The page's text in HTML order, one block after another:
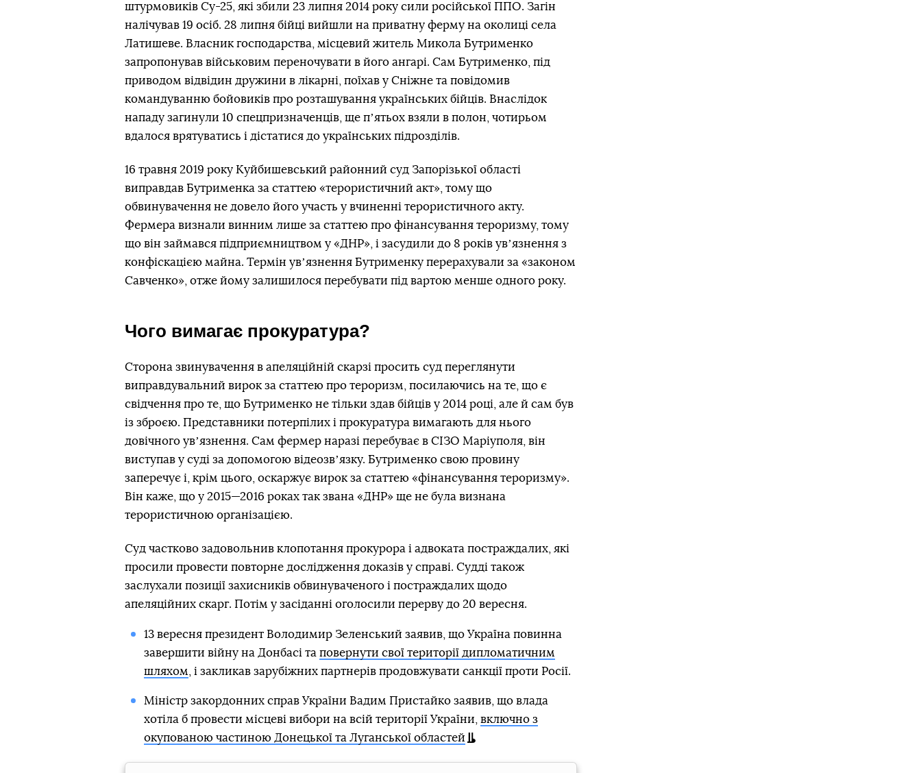
штурмовиків Су-25, які збили 23 липня 2014 року сили російської ППО. Загін
налічував 19 осіб. 28 липня бійці вийшли на приватну ферму на околиці села
Латишеве. Власник господарства, місцевий житель Микола Бутрименко
запропонував військовим переночувати в його ангарі. Сам Бутрименко, під
приводом відвідин дружини в лікарні, поїхав у Сніжне та повідомив
командуванню бойовиків про розташування українських бійців. Внаслідок
нападу загинули 10 спецпризначенців, ще пʼятьох взяли в полон, чотирьом
вдалося врятуватись і дістатися до українських підрозділів.
16 травня 2019 року Куйбишевський районний суд Запорізької області
виправдав Бутрименка за статтею «терористичний акт», тому що
обвинувачення не довело його участь у вчиненні терористичного акту.
Фермера визнали винним лише за статтею про фінансування тероризму, тому
що він займався підприємництвом у «ДНР», і засудили до 8 років увʼязнення з
конфіскацією майна. Термін увʼязнення Бутрименку перерахували за «законом
Савченко», отже йому залишилося перебувати під вартою менше одного року.
Чого вимагає прокуратура?
Сторона звинувачення в апеляційній скарзі просить суд переглянути
виправдувальний вирок за статтею про тероризм, посилаючись на те, що є
свідчення про те, що Бутрименко не тільки здав бійців у 2014 році, але й сам був
із зброєю. Представники потерпілих і прокуратура вимагають для нього
довічного увʼязнення. Сам фермер наразі перебуває в СІЗО Маріуполя, він
виступав у суді за допомогою відеозвʼязку. Бутрименко свою провину
заперечує і, крім цього, оскаржує вирок за статтею «фінансування тероризму».
Він каже, що у 2015—2016 роках так звана «ДНР» ще не була визнана
терористичною організацією.
Суд частково задовольнив клопотання прокурора і адвоката постраждалих, які
просили провести повторне дослідження доказів у справі. Судді також
заслухали позиції захисників обвинуваченого і постраждалих щодо
апеляційних скарг. Потім у засіданні оголосили перерву до 20 вересня.
13 вересня президент Володимир Зеленський заявив, що Україна повинна
завершити війну на Донбасі та повернути свої території дипломатичним
шляхом , і закликав зарубіжних партнерів продовжувати санкції проти Росії.
Міністр закордонних справ України Вадим Пристайко заявив, що влада
хотіла б провести місцеві вибори на всій території України, включно з
окупованою частиною Донецької та Луганської областей